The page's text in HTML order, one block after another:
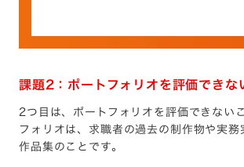
課題2：ポートフォリオを評価できな
2つ目は、ポートフォリオを評価できない
フォリオは、求職者の過去の制作物や実務
作品集のことです。